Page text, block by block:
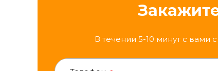
В течении 5-10 минут с вами